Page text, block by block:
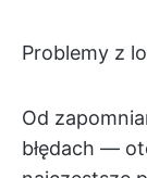
Problemy z
Od
błędach —